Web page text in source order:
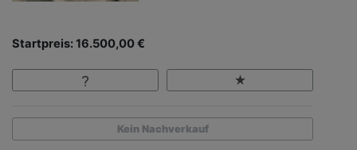
Startpreis: 16.500,00 €
Kein Nachverkauf